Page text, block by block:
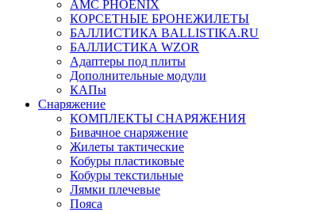
АМС PHOENIX
КОРСЕТНЫЕ БРОНЕЖИЛЕТЫ
БАЛЛИСТИКА BALLISTIKA.RU
БАЛЛИСТИКА WZOR
Адаптеры под плиты
Дополнительные модули
КАПы
Снаряжение
КОМПЛЕКТЫ СНАРЯЖЕНИЯ
Бивачное снаряжение
Жилеты тактические
Кобуры пластиковые
Кобуры текстильные
Лямки плечевые
Пояса